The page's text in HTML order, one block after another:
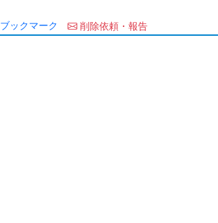
ブックマーク 削除依頼・報告